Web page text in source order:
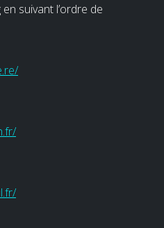
suivant l’ordre de